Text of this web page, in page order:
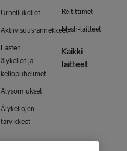
Urheilukellot
Aktiivisuusrannekkeet
Lasten
älykellot ja
kellopuhelimet
Älysormukset
Älykellojen
tarvikkeet
Reitittimet
Mesh-laitteet
Kaikki
laitteet